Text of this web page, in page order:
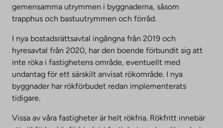
gemensamma utrymmen i byggnaderna, såsom
trapphus och bastuutrymmen och förråd.
I nya bostadsrättsavtal ingångna från 2019 och
hyresavtal från 2020, har den boende förbundit sig att
inte röka i fastighetens område, eventuellt med
undantag för ett särskilt anvisat rökområde. I nya
byggnader har rökförbudet redan implementerats
tidigare.
Vissa av våra fastigheter är helt rökfria. Rökfritt innebär